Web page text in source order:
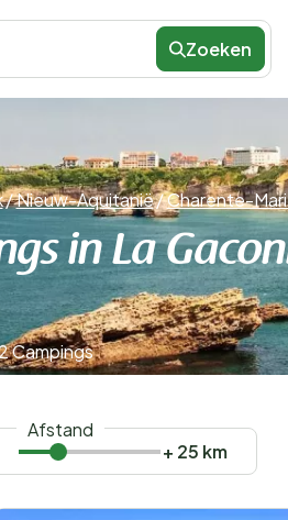
Zoeken
/Nieuw-Aquitanië/Charente-
in La
Campings
Afstand
+ 25 km